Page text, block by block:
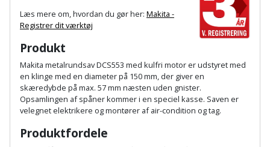
Træ
Vinduer
WinWin
plader
Sækkelukker
Saks
Sav
Savbuk
Savklinge
Klammepistol
Kombokit
Kompressor
Klæbesøm
Leg
Lommelygte
Læs mere om, hvordan du gør her: Makita -
Registrer dit værktøj
Produkt
Makita metalrundsav DCS553 med kulfri motor er udstyret med
en klinge med en diameter på 150 mm, der giver en
skæredybde på max. 57 mm næsten uden gnister.
Opsamlingen af spåner kommer i en speciel kasse. Saven er
velegnet elektrikere og montører af air-condition og tag.
Produktfordele